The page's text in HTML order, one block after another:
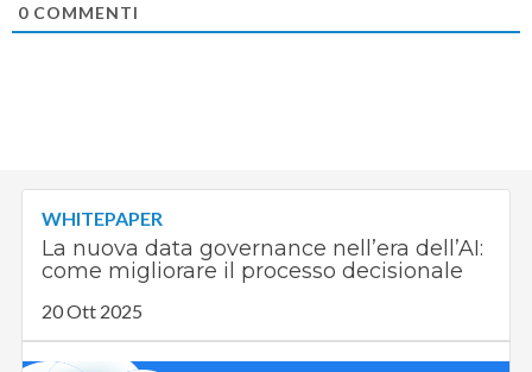
0 COMMENTI
WHITEPAPER
La nuova data governance nell’era dell’AI:
come migliorare il processo decisionale
20 Ott 2025